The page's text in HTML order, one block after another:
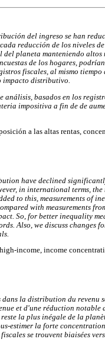
del ingreso se han
reducción de los niveles
planeta manteniendo
de los hogares,
fiscales, al mismo
impacto distributivo.
basados en los
impositiva a fin de de
a las altas rentas,
have declined
in international terms,
to this, measurements of
with measurements
So, for better inequality
Also, we discuss changes
income, income
la distribution du revenu
et d'une réduction notable
la plus inégale de la
estimer la forte
se trouvent biaisées